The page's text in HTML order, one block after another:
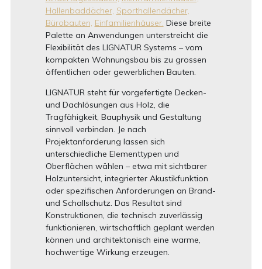
Hallenbaddächer, Sporthallendächer,
Bürobauten, Einfamilienhäuser. Diese breite
Palette an Anwendungen unterstreicht die
Flexibilität des LIGNATUR Systems – vom
kompakten Wohnungsbau bis zu grossen
öffentlichen oder gewerblichen Bauten.
LIGNATUR steht für vorgefertigte Decken-
und Dachlösungen aus Holz, die
Tragfähigkeit, Bauphysik und Gestaltung
sinnvoll verbinden. Je nach
Projektanforderung lassen sich
unterschiedliche Elementtypen und
Oberflächen wählen – etwa mit sichtbarer
Holzuntersicht, integrierter Akustikfunktion
oder spezifischen Anforderungen an Brand-
und Schallschutz. Das Resultat sind
Konstruktionen, die technisch zuverlässig
funktionieren, wirtschaftlich geplant werden
können und architektonisch eine warme,
hochwertige Wirkung erzeugen.